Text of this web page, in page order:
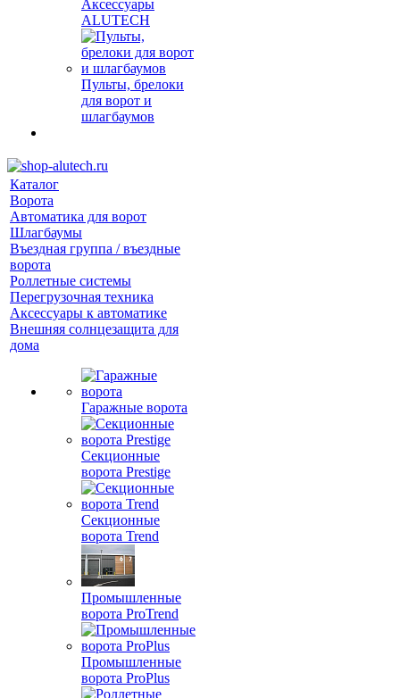
Аксессуары
ALUTECH
Пульты, брелоки
для ворот и
шлагбаумов
Каталог
Ворота
Автоматика для ворот
Шлагбаумы
Въездная группа / въездные
ворота
Роллетные системы
Перегрузочная техника
Аксессуары к автоматике
Внешняя солнцезащита для
дома
Гаражные ворота
Секционные
ворота Prestige
Секционные
ворота Trend
Промышленные
ворота ProTrend
Промышленные
ворота ProPlus